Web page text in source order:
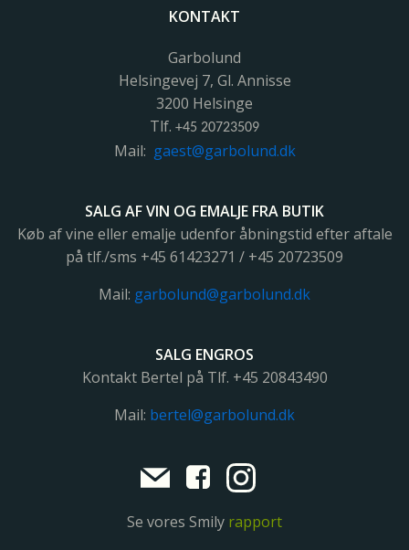
KONTAKT
Garbolund
Helsingevej 7, Gl. Annisse
3200 Helsinge
Tlf. +45 20723509
Mail: gaest@garbolund.dk
SALG AF VIN OG EMALJE FRA BUTIK
Køb af vine eller emalje udenfor åbningstid efter aftale
på tlf./sms +45 61423271 / +45 20723509
Mail: garbolund@garbolund.dk
SALG ENGROS
Kontakt Bertel på Tlf. +45 20843490
Mail: bertel@garbolund.dk
Se vores Smily rapport